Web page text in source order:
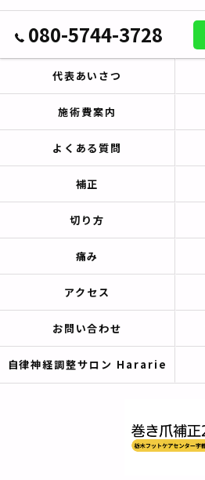
080-5744-3728
代表あいさつ
施術費案内
よくある質問
補正
切り方
痛み
アクセス
お問い合わせ
自律神経調整サロン Hararie